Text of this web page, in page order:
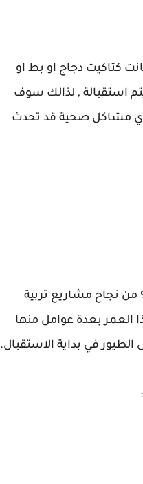
كتاكيت دجاج او بط او
استقبالة , لذالك سوف
مشاكل صحية قد تحدث
سوف تقوم بالتربية في مزرعة او في غرفة في منزلك فلابد ان تعلم ان 50% من نجاح مشاريع تربية
العمر بعدة عوامل منها
الطيور في بداية الاستقبال.